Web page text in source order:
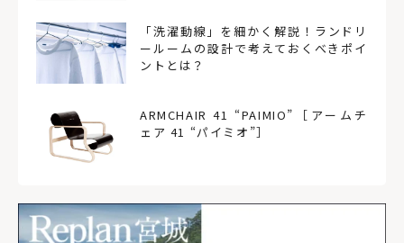
「洗濯動線」を細かく解説！ランドリ
ールームの設計で考えておくべきポイ
ントとは？
ARMCHAIR 41 “PAIMIO”［アームチ
ェア 41 “パイミオ”］